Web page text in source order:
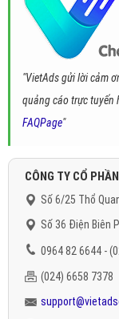
"VietAds gửi lời cảm
quảng cáo trực tuyến
FAQPage"
CÔNG TY CỔ
Số 6/25 Thổ
Số 36 Điện Biên
0964 82 6644 -
(024) 6658 7378